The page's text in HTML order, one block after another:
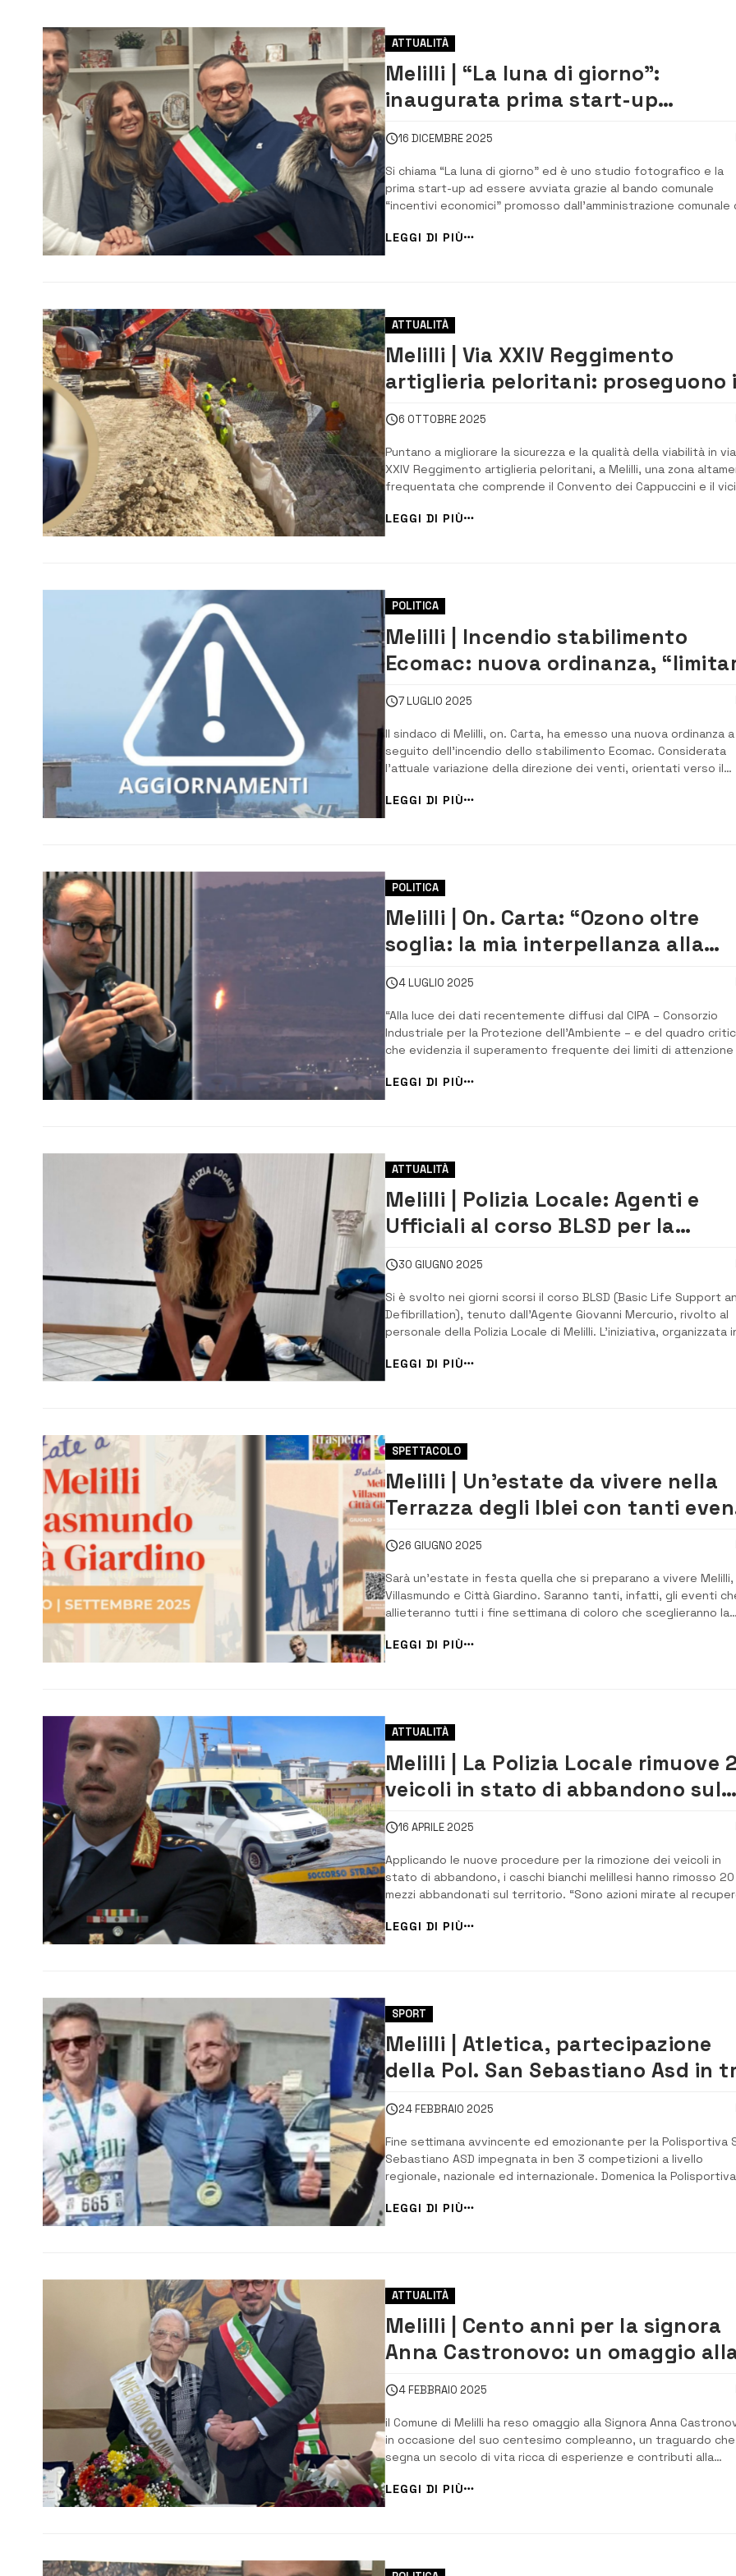
ATTUALITÀ
Melilli | “La luna di giorno”:
inaugurata prima start-up
finanziata dal bando comunale
16 DICEMBRE 2025
Si chiama “La luna di giorno” ed è uno studio fotografico e la
prima start-up ad essere avviata grazie al bando comunale
“incentivi economici” promosso dall’amministrazione comunale
Giuseppe Carta, dei componenti della Giunta comunale e dei
consiglieri e numerosi cittadin...
LEGGI DI PIÙ
ATTUALITÀ
Melilli | Via XXIV Reggimento
artiglieria peloritani: proseguono i
lavori di consolidamento e
rifacimento stradale
6 OTTOBRE 2025
Puntano a migliorare la sicurezza e la qualità della viabilità in via
XXIV Reggimento artiglieria peloritani, a Melilli, una zona
frequentata che comprende il Convento dei Cappuccini e il
stradale che proseguono senza sosta. Si tratta di un’opera
strategica, fort...
LEGGI DI PIÙ
POLITICA
Melilli | Incendio stabilimento
Ecomac: nuova ordinanza,
gli spostamenti in luoghi aperti”
7 LUGLIO 2025
Il sindaco di Melilli, on. Carta, ha emesso una nuova ordinanza a
seguito dell’incendio dello stabilimento Ecomac. Considerata
l’attuale variazione della direzione dei venti, orientati verso il
chiuso. Inoltre, raccomanda ai cittadini di limitare gli spostamenti
in luo...
LEGGI DI PIÙ
POLITICA
Melilli | On. Carta: “Ozono oltre
soglia: la mia interpellanza alla
Regione e confronto urgente con
Versalis e aziende del
petrolchimico”
4 LUGLIO 2025
“Alla luce dei dati recentemente diffusi dal CIPA – Consorzio
Industriale per la Protezione dell’Ambiente – e del quadro
che evidenzia il superamento frequente dei limiti di attenzione
luglio ho presentato un’interpellanza al Presidente della
Siciliana ...
LEGGI DI PIÙ
ATTUALITÀ
Melilli | Polizia Locale: Agenti e
Ufficiali al corso BLSD per la
sicurezza di operatori e cittadini
30 GIUGNO 2025
Si è svolto nei giorni scorsi il corso BLSD (Basic Life Support
Defibrillation), tenuto dall’Agente Giovanni Mercurio, rivolto al
personale della Polizia Locale di Melilli. L’iniziativa, organizzata
partecipanti le competenze necessarie per eseguire le
di rianimazione ...
LEGGI DI PIÙ
SPETTACOLO
Melilli | Un’estate da vivere nella
Terrazza degli Iblei con tanti
in programma
26 GIUGNO 2025
Sarà un’estate in festa quella che si preparano a vivere Melilli,
Villasmundo e Città Giardino. Saranno tanti, infatti, gli eventi
allieteranno tutti i fine settimana di coloro che sceglieranno la
Terrazza degli Iblei per trascorrere qualche ora di
Un programma di altissimo livello che vedrà alternarsi artisti
dell’am...
LEGGI DI PIÙ
ATTUALITÀ
Melilli | La Polizia Locale rimuove
veicoli in stato di abbandono sul
territorio
16 APRILE 2025
Applicando le nuove procedure per la rimozione dei veicoli in
stato di abbandono, i caschi bianchi melillesi hanno rimosso 20
mezzi abbandonati sul territorio. “Sono azioni mirate al
ed al mantenimento del decoro urbano, che contrastano le
situazioni d’abbandono che possono portare a ulteriori
conseguenze quali inconvenienti igienico-...
LEGGI DI PIÙ
SPORT
Melilli | Atletica, partecipazione
della Pol. San Sebastiano Asd in
competizioni
24 FEBBRAIO 2025
Fine settimana avvincente ed emozionante per la Polisportiva
Sebastiano ASD impegnata in ben 3 competizioni a livello
regionale, nazionale ed internazionale. Domenica la
vicina Licata con l’atleta Michele Giansiracusa, una 10 km tosta
impegna...
LEGGI DI PIÙ
ATTUALITÀ
Melilli | Cento anni per la signora
Anna Castronovo: un omaggio
sua lunga e significativa vita
4 FEBBRAIO 2025
il Comune di Melilli ha reso omaggio alla Signora Anna
in occasione del suo centesimo compleanno, un traguardo che
segna un secolo di vita ricca di esperienze e contributi alla
sottolineando l’importanza di questo momento. “Un traguardo
straordinario quello ra...
LEGGI DI PIÙ